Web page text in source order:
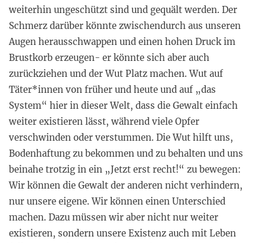
weiterhin ungeschützt sind und gequält werden. Der
Schmerz darüber könnte zwischendurch aus unseren
Augen herausschwappen und einen hohen Druck im
Brustkorb erzeugen- er könnte sich aber auch
zurückziehen und der Wut Platz machen. Wut auf
Täter*innen von früher und heute und auf „das
System“ hier in dieser Welt, dass die Gewalt einfach
weiter existieren lässt, während viele Opfer
verschwinden oder verstummen. Die Wut hilft uns,
Bodenhaftung zu bekommen und zu behalten und uns
beinahe trotzig in ein „Jetzt erst recht!“ zu bewegen:
Wir können die Gewalt der anderen nicht verhindern,
nur unsere eigene. Wir können einen Unterschied
machen. Dazu müssen wir aber nicht nur weiter
existieren, sondern unsere Existenz auch mit Leben